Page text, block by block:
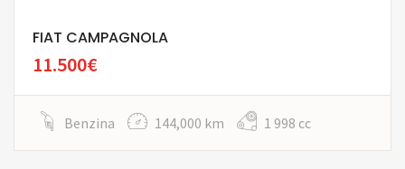
FIAT CAMPAGNOLA
11.500€
Benzina 144,000 km 1 998 cc